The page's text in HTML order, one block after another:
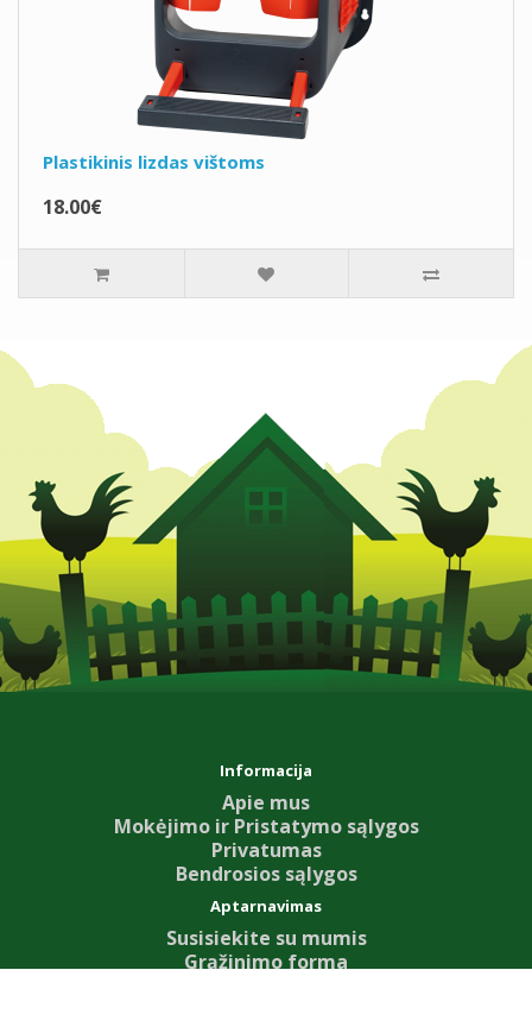
Plastikinis lizdas vištoms
18.00€
Informacija
Apie mus
Mokėjimo ir Pristatymo sąlygos
Privatumas
Bendrosios sąlygos
Aptarnavimas
Susisiekite su mumis
Grąžinimo forma